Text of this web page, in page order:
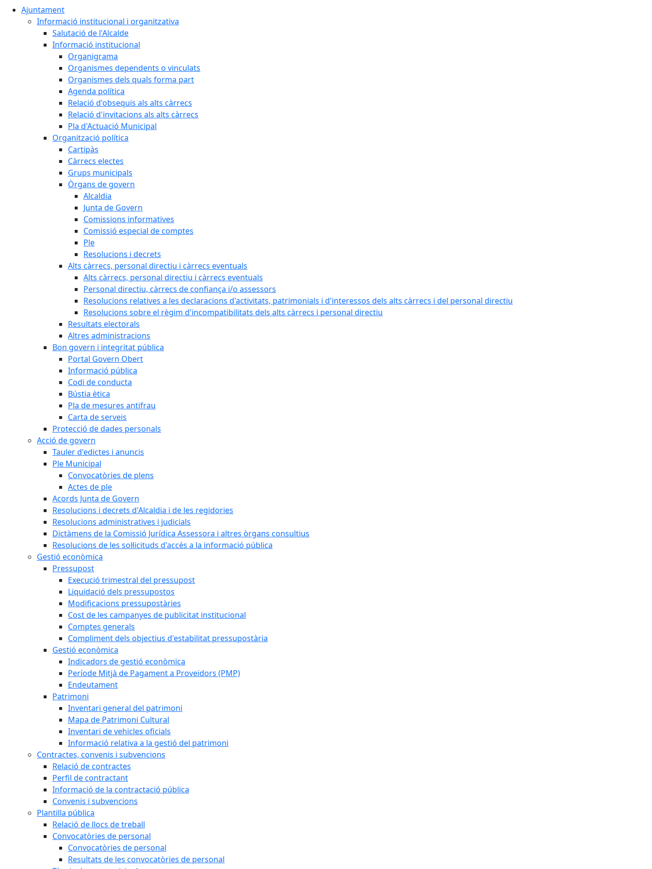
Ajuntament
Informació institucional i organitzativa
Salutació de l'Alcalde
Informació institucional
Organigrama
Organismes dependents o vinculats
Organismes dels quals forma part
Agenda política
Relació d'obsequis als alts càrrecs
Relació d'invitacions als alts càrrecs
Pla d'Actuació Municipal
Organització política
Cartipàs
Càrrecs electes
Grups municipals
Òrgans de govern
Alcaldia
Junta de Govern
Comissions informatives
Comissió especial de comptes
Ple
Resolucions i decrets
Alts càrrecs, personal directiu i càrrecs eventuals
Alts càrrecs, personal directiu i càrrecs eventuals
Personal directiu, càrrecs de confiança i/o assessors
Resolucions relatives a les declaracions d'activitats, patrimonials i d'interessos dels alts càrrecs i del personal directiu
Resolucions sobre el règim d'incompatibilitats dels alts càrrecs i personal directiu
Resultats electorals
Altres administracions
Bon govern i integritat pública
Portal Govern Obert
Informació pública
Codi de conducta
Bústia ètica
Pla de mesures antifrau
Carta de serveis
Protecció de dades personals
Acció de govern
Tauler d'edictes i anuncis
Ple Municipal
Convocatòries de plens
Actes de ple
Acords Junta de Govern
Resolucions i decrets d'Alcaldia i de les regidories
Resolucions administratives i judicials
Dictàmens de la Comissió Jurídica Assessora i altres òrgans consultius
Resolucions de les sol·licituds d'accés a la informació pública
Gestió econòmica
Pressupost
Execució trimestral del pressupost
Liquidació dels pressupostos
Modificacions pressupostàries
Cost de les campanyes de publicitat institucional
Comptes generals
Compliment dels objectius d'estabilitat pressupostària
Gestió econòmica
Indicadors de gestió econòmica
Període Mitjà de Pagament a Proveïdors (PMP)
Endeutament
Patrimoni
Inventari general del patrimoni
Mapa de Patrimoni Cultural
Inventari de vehicles oficials
Informació relativa a la gestió del patrimoni
Contractes, convenis i subvencions
Relació de contractes
Perfil de contractant
Informació de la contractació pública
Convenis i subvencions
Plantilla pública
Relació de llocs de treball
Convocatòries de personal
Convocatòries de personal
Resultats de les convocatòries de personal